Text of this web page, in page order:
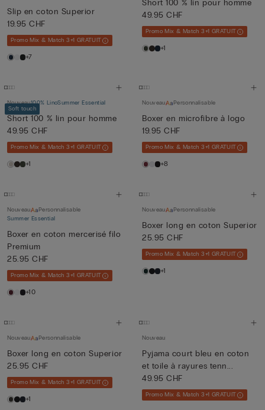
Slip en coton Superior
19.95 CHF
Promo Mix & Match 3+1 GRATUIT
+7
Short 100 % lin pour homme
49.95 CHF
Promo Mix & Match 3+1 GRATUIT
+1
Soft touch
Nouveau100% LinoSummer Essential
Short 100 % lin pour homme
49.95 CHF
Promo Mix & Match 3+1 GRATUIT
+1
Nouveau Personnalisable
Boxer en microfibre à logo
19.95 CHF
Promo Mix & Match 3+1 GRATUIT
+8
Nouveau
Personnalisable
Summer Essential
Boxer en coton mercerisé filo
Premium
25.95 CHF
Promo Mix & Match 3+1 GRATUIT
+10
Nouveau Personnalisable
Boxer long en coton Superior
25.95 CHF
Promo Mix & Match 3+1 GRATUIT
+1
Nouveau Personnalisable
Boxer long en coton Superior
25.95 CHF
Promo Mix & Match 3+1 GRATUIT
+1
Nouveau
Pyjama court bleu en coton
et toile à rayures tenn...
49.95 CHF
Promo Mix & Match 3+1 GRATUIT